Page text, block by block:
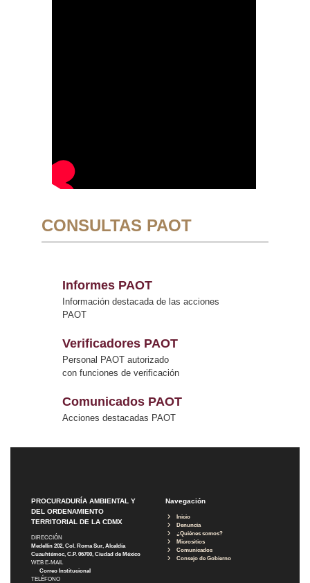
CONSULTAS PAOT
Informes PAOT
Información destacada de las acciones
PAOT
Verificadores PAOT
Personal PAOT autorizado
con funciones de verificación
Comunicados PAOT
Acciones destacadas PAOT
PROCURADURÍA AMBIENTAL Y
DEL ORDENAMIENTO
TERRITORIAL DE LA CDMX
DIRECCIÓN
Medellín 202, Col. Roma Sur, Alcaldía
Cuauhtémoc, C.P. 06700, Ciudad de México
WEB E-MAIL
Correo Institucional
TELÉFONO
Navegación
Inicio
Denuncia
¿Quiénes somos?
Micrositios
Comunicados
Consejo de Gobierno